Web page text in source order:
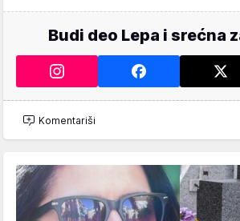
Budi deo Lepa i srećna
Komentariši